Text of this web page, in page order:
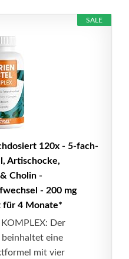
SALE
120x - 5-fach-
Artischocke,
Cholin -
- 200 mg
für 4 Monate*
Der
beinhaltet eine
mit vier